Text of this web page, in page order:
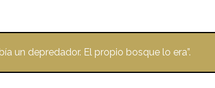
un depredador. El propio bosque lo era”.